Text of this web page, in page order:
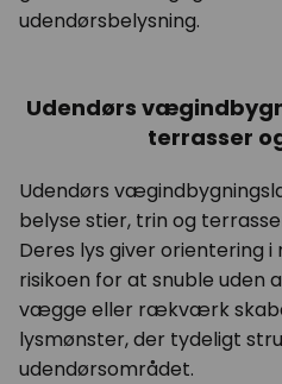
udendørsbelysning.
Udendørs
terrasser
Udendørs
belyse stier, trin og
Deres lys giver orientering
risikoen for at snuble uden
vægge eller rækværk
lysmønster, der tydeligt
udendørsområdet.